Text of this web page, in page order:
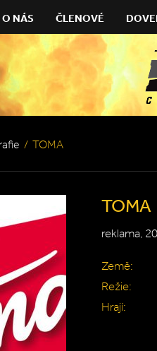
O NÁS ČLENOVÉ
/ TOMA
TOMA
reklama,
Země:
Režie:
Hrají: